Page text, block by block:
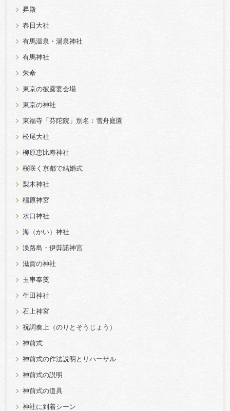
昇殿
春日大社
有馬温泉・湯泉神社
有馬神社
朱傘
東京の披露宴会場
東京の神社
東福寺「芬陀院」別名：雪舟庭園
松尾大社
柳原恵比寿神社
桜咲く京都で結婚式
梨木神社
橿原神宮
水口神社
海（かい）神社
淡路島・伊弉諾神宮
滋賀の神社
玉串奉奠
生田神社
石上神宮
祝詞奏上（のりとそうじょう）
神前式
神前式の作法説明とリハーサル
神前式の説明
神前式の道具
神社に到着シーン